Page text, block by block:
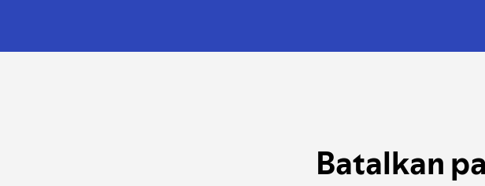
Batalkan